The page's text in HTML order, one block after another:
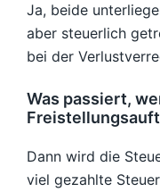
Ja, beide
aber steuerlich
bei der
Was passiert,
Dann wird die
viel gezahlte